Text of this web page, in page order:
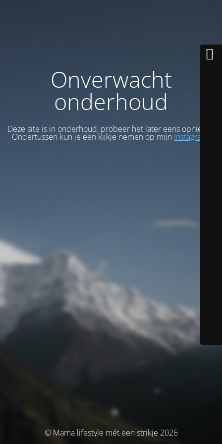
Onverwacht
onderhoud
Deze site is in onderhoud, probeer het later eens opnieuw.
Ondertussen kun je een kijkje nemen op mijn Instagram
© Mama lifestyle mét een strikje 2026